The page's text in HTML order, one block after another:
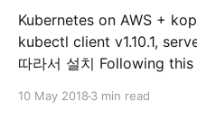
Kubernetes on AWS + kops Prerequisite * kops
kubectl client v1.10.1, server v1.9.3 설치
따라서 설치 Following this ref 그리고 어김없이 찾아오
kops update cluster —yes
10 May 2018 3 min read